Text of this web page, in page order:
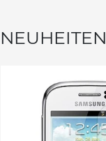
NEUHEITEN